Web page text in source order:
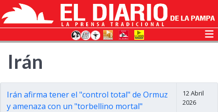
Irán
Irán afirma tener el "control total" de Ormuz
y amenaza con un "torbellino mortal"
12 Abril
2026